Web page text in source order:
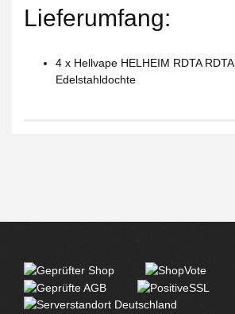
Lieferumfang:
4 x Hellvape HELHEIM RDTA
Edelstahldochte